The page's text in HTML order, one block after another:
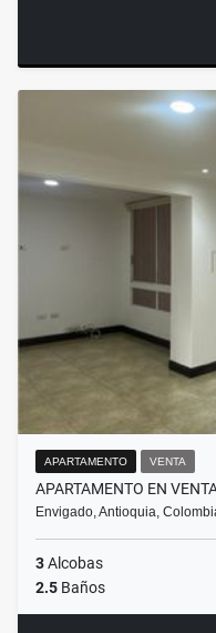
APARTAMENTO VENTA
APARTAMENTO EN
Envigado, Antioquia,
3Alcobas
2.5 Baños